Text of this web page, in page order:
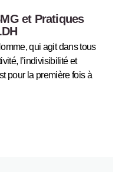
et Pratiques
qui agit dans tous
l’indivisibilité et
pour la première fois à